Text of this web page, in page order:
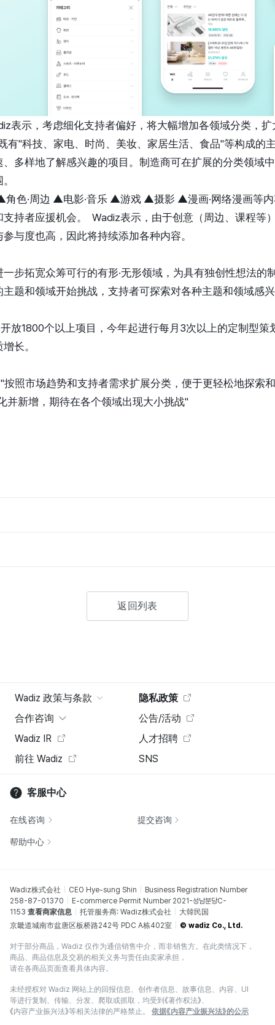
表示，考虑细化支持者偏好，将大幅增加各领域分类，
有"科技、家电、时尚、美妆、家居生活、食品"等构成的
多样地了解感兴趣的项目。制造商可在扩展的分类领域
。
色·周边 ▲电影·音乐 ▲游戏 ▲摄影 ▲漫画·网络漫画等内
持者应援机会。 Wadiz表示，由于创意（周边、课程等
与度也高，因此将持续添加各种内容。
步拓宽众筹可行的有形·无形领域，为具有独创性想法的
题和领域开始挑战，支持者可探索对各种主题和领域感
放1800个以上项目，今年起进行每月3次以上的定制型策
长。
按照市场趋势和支持者需求扩展分类，便于更轻松地探索
并新增，期待在各个领域出现大小挑战"
返回列表
Wadiz 政策与条款
隐私政策
合作咨询
公告/活动
Wadiz IR
人才招聘
前往 Wadiz
SNS
客服中心
在线咨询 提交咨询
帮助中心
Wadiz株式会社 CEO Hye-sung Shin
Business Registration Number
258-87-01370
E-commerce Permit Number 2021-성남분당C-
1153 查看商家信息 托管服务商: Wadiz株式会社
大韓民国
京畿道城南市盆唐区板桥路242号 PDC A栋402室
© wadiz Co., Ltd.
对于部分商品，Wadiz 仅作为通信销售中介，而非销售方。在此类情况下，
商品、商品信息及交易的相关义务与责任由卖家承担，
请在各商品页面查看具体内容。
未经授权对 Wadiz 网站上的回报信息、创作者信息、故事信息、内容、UI
等进行复制、传输、分发、爬取或抓取，均受到《著作权法》、
《内容产业振兴法》等相关法律的严格禁止。
依据《内容产业振兴法》的公示